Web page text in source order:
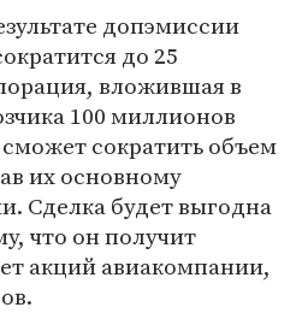
допэмиссии
до 25
вложившая в
100 миллионов
сократить объем
их основному
Сделка будет выгодна
что он получит
акций авиакомпании,